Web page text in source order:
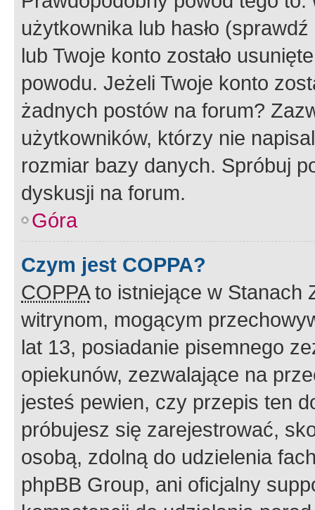
użytkownika lub hasło
lub Twoje konto zostało
powodu. Jeżeli Twoje konto
żadnych postów na forum?
użytkowników, którzy nie
rozmiar bazy danych. Spróbuj
dyskusji na forum.
Góra
Czym jest COPPA?
COPPAto istniejące w Stanach
witrynom, mogącym
lat 13, posiadanie pisemnego
opiekunów, zezwalające na
jesteś pewien, czy przepis ten
próbujesz się zarejestrować,
osobą, zdolną do udzielenia
phpBB Group, ani oficjalny